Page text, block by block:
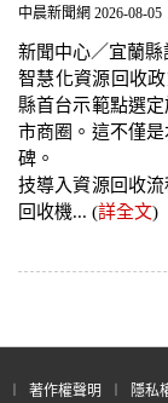
中晨新聞網 2026-08-05
新聞中心／宜蘭
智慧化資源回收
縣首台示範點選
市商圈。這不僅
碑。 代理
技導入資源回收
回收機... (詳全文)
著作權聲明 隱私